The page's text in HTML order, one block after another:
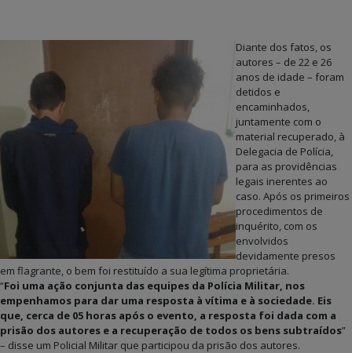
Diante dos fatos, os
autores – de 22 e 26
anos de idade – foram
detidos e
encaminhados,
juntamente com o
material recuperado, à
Delegacia de Polícia,
para as providências
legais inerentes ao
caso. Após os primeiros
procedimentos de
inquérito, com os
envolvidos
devidamente presos
em flagrante, o bem foi restituído a sua legítima proprietária.
“Foi uma ação conjunta das equipes da Polícia Militar, nos
empenhamos para dar uma resposta à vítima e à sociedade. Eis
que, cerca de 05 horas após o evento, a resposta foi dada com a
prisão dos autores e a recuperação de todos os bens subtraídos”
– disse um Policial Militar que participou da prisão dos autores.